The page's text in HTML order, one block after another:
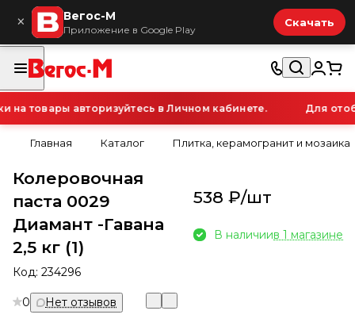
× Вегос-М
Приложение в Google Play
Скачать
товары авторизуйтесь в Личном кабинете. Для
Главная Каталог Плитка, керамогранит и мозаика
Колеровочная
паста 0029
Диамант -Гавана
2,5 кг (1)
Код: 234296
0 Нет отзывов
538 ₽/шт
В наличиив 1 магазине